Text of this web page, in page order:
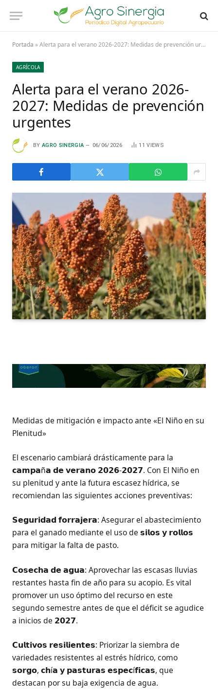
Portada »Alerta para el verano 2026-2027: Medidas de prevención urgentes
AGRÍCOLA
Alerta para el verano 2026-
2027: Medidas de prevención
urgentes
BY AGRO SINERGIA 06/06/2026 11VIEWS
Medidas de mitigación e impacto ante «El Niño en su
Plenitud»
El escenario cambiará drásticamente para la
𝗰𝗮𝗺𝗽𝗮ñ𝗮 𝗱𝗲 𝘃𝗲𝗿𝗮𝗻𝗼 𝟮𝟬𝟮𝟲-𝟮𝟬𝟮𝟳. Con El Niño en
su plenitud y ante la futura escasez hídrica, se
recomiendan las siguientes acciones preventivas:
𝗦𝗲𝗴𝘂𝗿𝗶𝗱𝗮𝗱 𝗳𝗼𝗿𝗿𝗮𝗷𝗲𝗿𝗮: Asegurar el abastecimiento
para el ganado mediante el uso de 𝘀𝗶𝗹𝗼𝘀 𝘆 𝗿𝗼𝗹𝗹𝗼𝘀
para mitigar la falta de pasto.
𝗖𝗼𝘀𝗲𝗰𝗵𝗮 𝗱𝗲 𝗮𝗴𝘂𝗮: Aprovechar las escasas lluvias
restantes hasta fin de año para su acopio. Es vital
promover un uso óptimo del recurso en este
segundo semestre antes de que el déficit se agudice
a inicios de 𝟮𝟬𝟮𝟳.
𝗖𝘂𝗹𝘁𝗶𝘃𝗼𝘀 𝗿𝗲𝘀𝗶𝗹𝗶𝗲𝗻𝘁𝗲𝘀: Priorizar la siembra de
variedades resistentes al estrés hídrico, como
𝘀𝗼𝗿𝗴𝗼, 𝗰𝗵í𝗮 𝘆 𝗽𝗮𝘀𝘁𝘂𝗿𝗮𝘀 𝗲𝘀𝗽𝗲𝗰í𝗳𝗶𝗰𝗮𝘀, que
destacan por su baja exigencia de agua.